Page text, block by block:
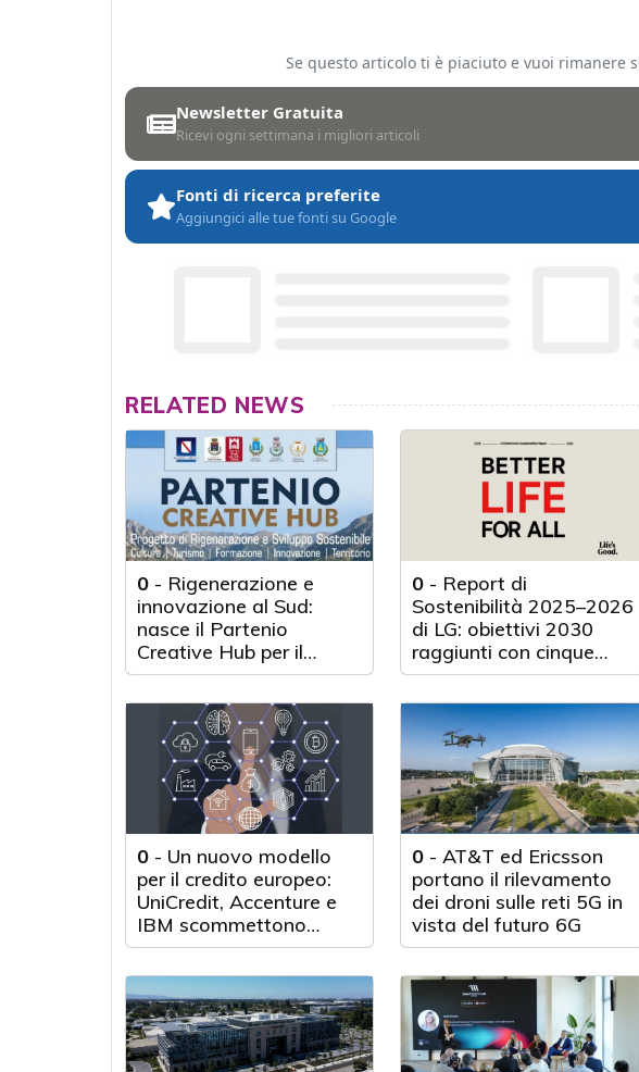
Se questo articolo ti è piaciuto e vuoi rimanere
Newsletter Gratuita
Ricevi ogni settimana i migliori articoli
Fonti di ricerca preferite
Aggiungici alle tue fonti su Google
RELATED NEWS
0 - Rigenerazione e
innovazione al Sud:
nasce il Partenio
Creative Hub per il
rilancio del territorio
0- Report di
Sostenibilità 2025–2026
di LG: obiettivi 2030
raggiunti con cinque
anni d'anticipo
0 - Un nuovo modello
per il credito europeo:
UniCredit, Accenture e
IBM scommettono
sull'innovazione
tecnologica
0- AT&T ed Ericsson
portano il rilevamento
dei droni sulle reti 5G in
vista del futuro 6G